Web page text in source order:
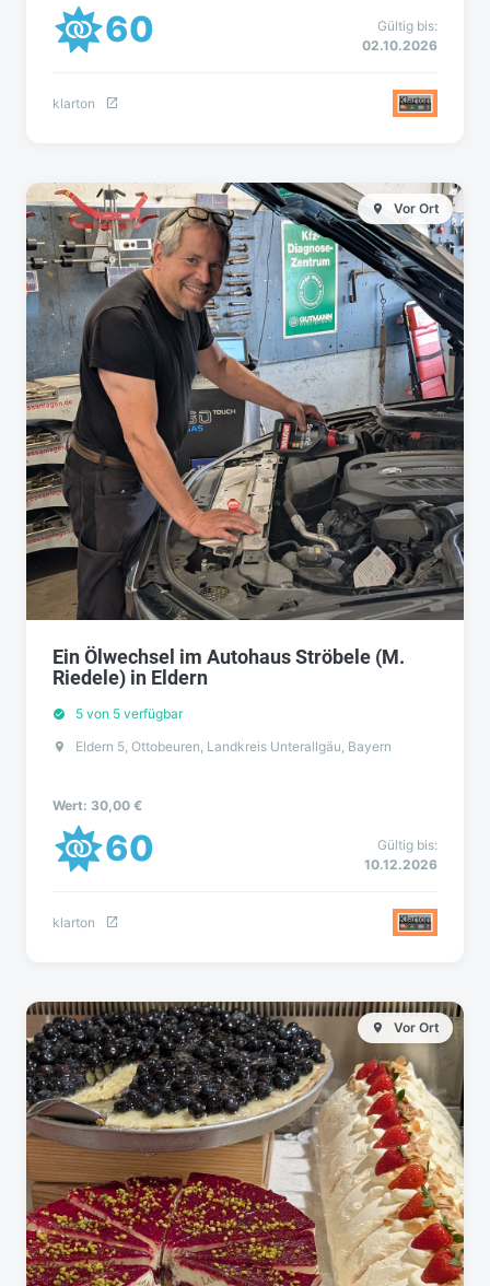
60
Gültig bis:
02.10.2026
klarton
Vor Ort
Ein Ölwechsel im Autohaus Ströbele (M.
Riedele) in Eldern
5 von 5 verfügbar
Eldern 5, Ottobeuren, Landkreis Unterallgäu, Bayern
Wert: 30,00 €
60
Gültig bis:
10.12.2026
klarton
Vor Ort